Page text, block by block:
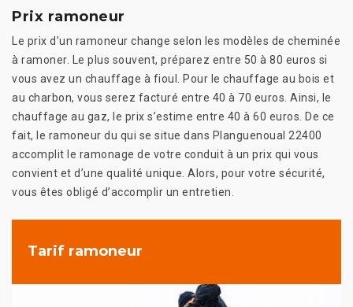
Prix ramoneur
Le prix d’un ramoneur change selon les modèles de cheminée
à ramoner. Le plus souvent, préparez entre 50 à 80 euros si
vous avez un chauffage à fioul. Pour le chauffage au bois et
au charbon, vous serez facturé entre 40 à 70 euros. Ainsi, le
chauffage au gaz, le prix s’estime entre 40 à 60 euros. De ce
fait, le ramoneur du qui se situe dans Planguenoual 22400
accomplit le ramonage de votre conduit à un prix qui vous
convient et d’une qualité unique. Alors, pour votre sécurité,
vous êtes obligé d’accomplir un entretien.
Tarif ramoneur